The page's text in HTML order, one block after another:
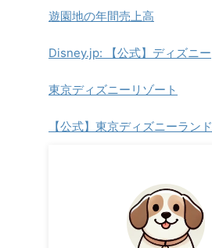
遊園地の年間売上高
Disney.jp: 【公式】ディズニー
東京ディズニーリゾート
【公式】東京ディズニーランド